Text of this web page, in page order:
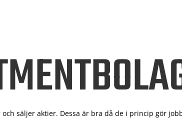
säljer aktier. Dessa är bra då de i princip gör